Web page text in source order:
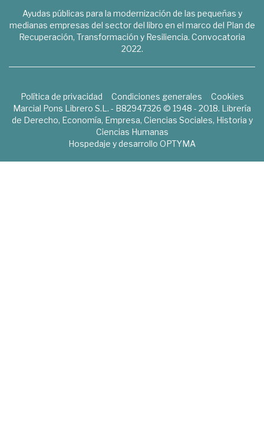
Ayudas públicas para la modernización de las pequeñas y
medianas empresas del sector del libro en el marco del Plan de
Recuperación, Transformación y Resiliencia. Convocatoria
2022.
Política de privacidad Condiciones generales
Cookies
Marcial Pons Librero S.L. - B82947326 © 1948 - 2018. Librería
de Derecho, Economía, Empresa, Ciencias Sociales, Historia y
Ciencias Humanas
Hospedaje y desarrollo OPTYMA